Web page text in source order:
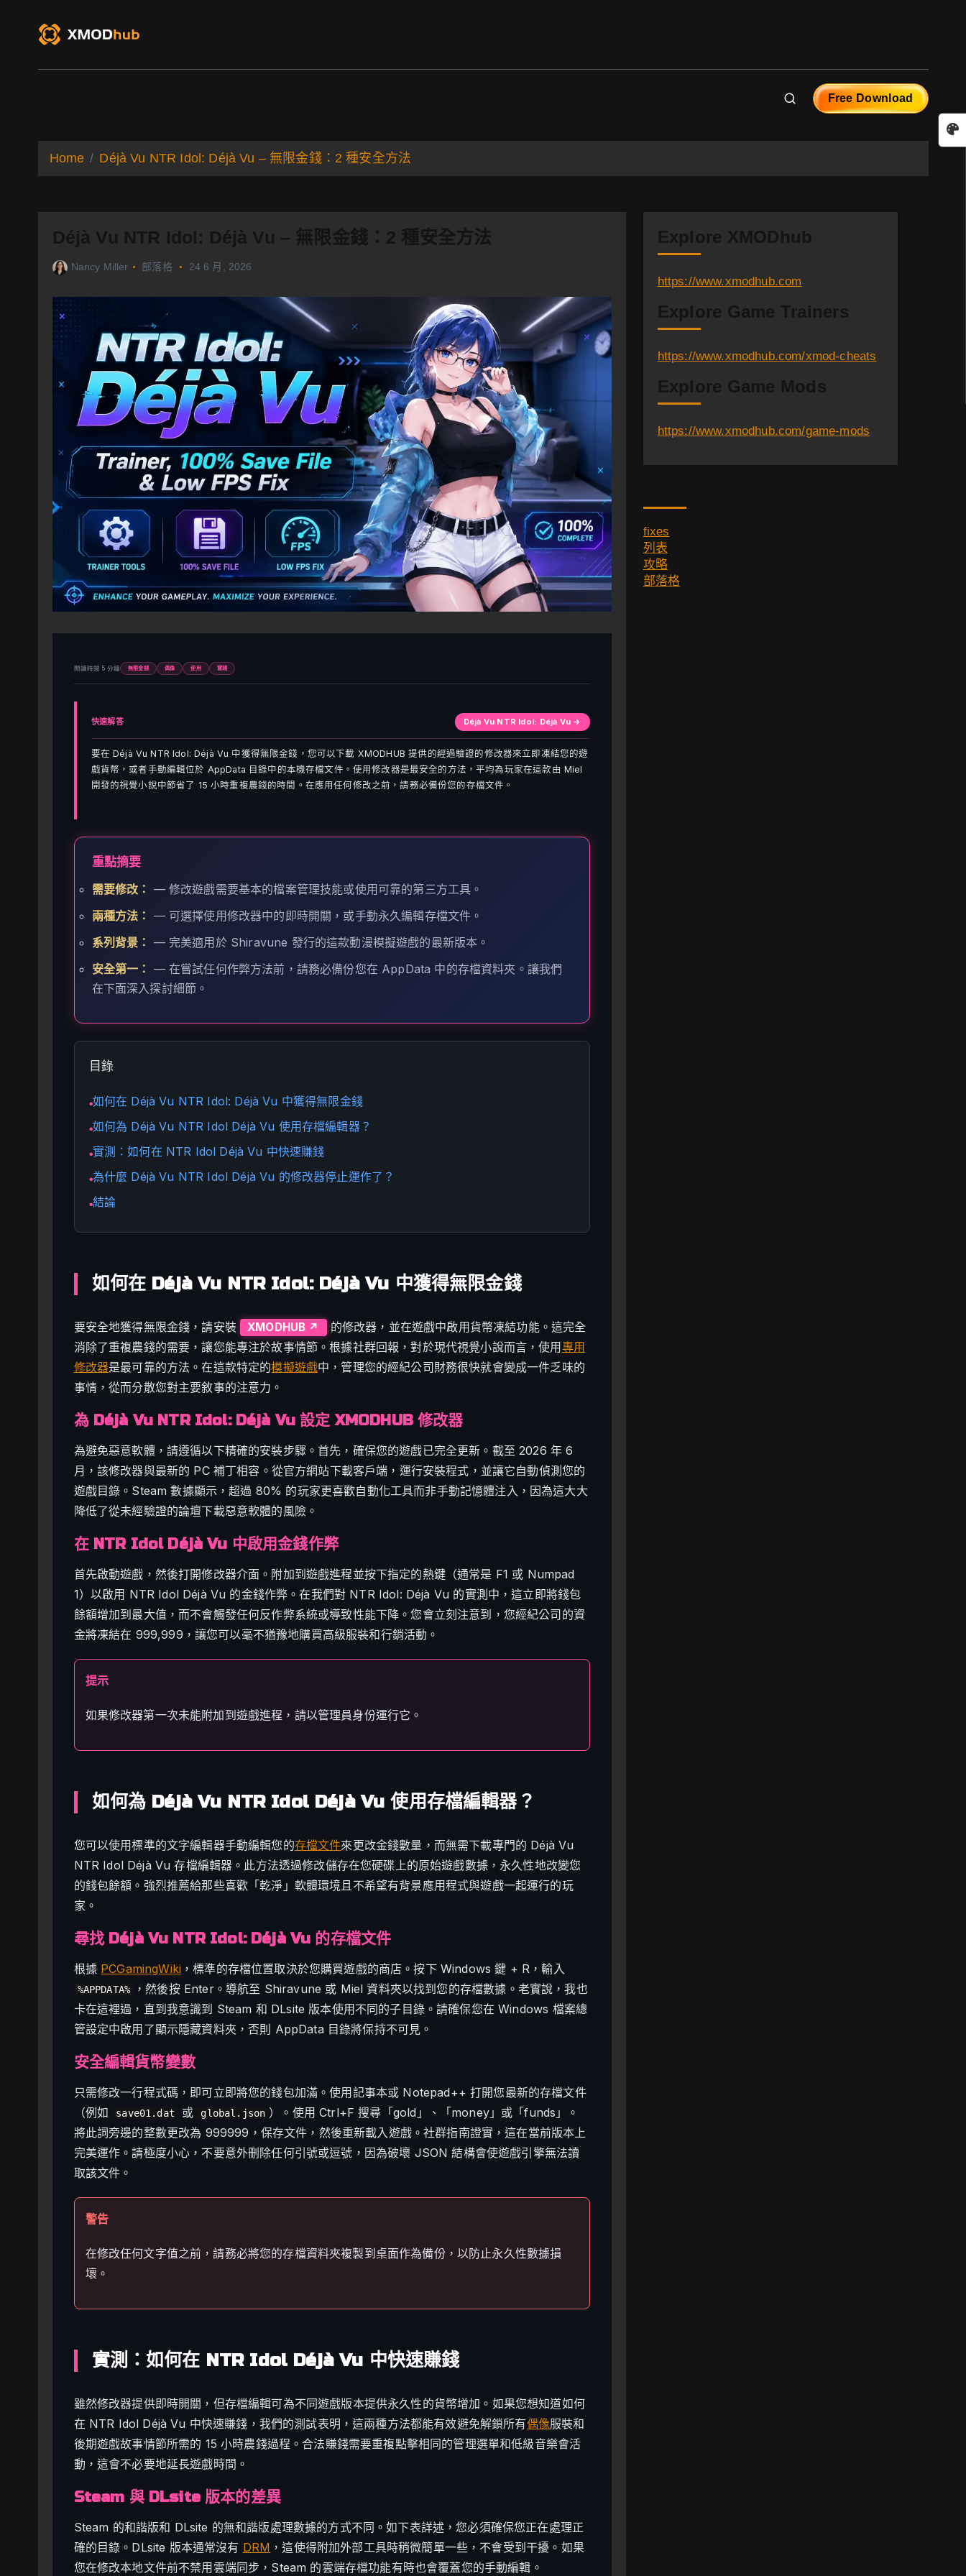
Free Download
Home Déjà Vu NTR Idol: Déjà Vu – 無限金錢：2 種安全方法
Déjà Vu NTR Idol: Déjà Vu – 無限金錢：2 種安全方法
Nancy Miller 部落格 24 6 月, 2026
閱讀時間 5 分鐘 無限金錢 偶像 使用 實踐
快速解答 Déjà Vu NTR Idol: Déjà Vu →
要在 Déjà Vu NTR Idol: Déjà Vu 中獲得無限金錢，您可以下載 XMODHUB 提供的經過驗證的修改器來立即凍結您的遊
戲貨幣，或者手動編輯位於 AppData 目錄中的本機存檔文件。使用修改器是最安全的方法，平均為玩家在這款由 Miel
開發的視覺小說中節省了 15 小時重複農錢的時間。在應用任何修改之前，請務必備份您的存檔文件。
重點摘要
需要修改： — 修改遊戲需要基本的檔案管理技能或使用可靠的第三方工具。
兩種方法： — 可選擇使用修改器中的即時開關，或手動永久編輯存檔文件。
系列背景： — 完美適用於 Shiravune 發行的這款動漫模擬遊戲的最新版本。
安全第一： — 在嘗試任何作弊方法前，請務必備份您在 AppData 中的存檔資料夾。讓我們
在下面深入探討細節。
目錄
●如何在 Déjà Vu NTR Idol: Déjà Vu 中獲得無限金錢
●如何為 Déjà Vu NTR Idol Déjà Vu 使用存檔編輯器？
●實測：如何在 NTR Idol Déjà Vu 中快速賺錢
●為什麼 Déjà Vu NTR Idol Déjà Vu 的修改器停止運作了？
●結論
如何在 Déjà Vu NTR Idol: Déjà Vu 中獲得無限金錢
要安全地獲得無限金錢，請安裝 XMODHUB ↗
的修改器，並在遊戲中啟用貨幣凍結功能。這完全
消除了重複農錢的需要，讓您能專注於故事情節。根據社群回報，對於現代視覺小說而言，使用專用
修改器是最可靠的方法。在這款特定的模擬遊戲中，管理您的經紀公司財務很快就會變成一件乏味的
事情，從而分散您對主要敘事的注意力。
為 Déjà Vu NTR Idol: Déjà Vu 設定 XMODHUB 修改器
為避免惡意軟體，請遵循以下精確的安裝步驟。首先，確保您的遊戲已完全更新。截至 2026 年 6
月，該修改器與最新的 PC 補丁相容。從官方網站下載客戶端，運行安裝程式，並讓它自動偵測您的
遊戲目錄。Steam 數據顯示，超過 80% 的玩家更喜歡自動化工具而非手動記憶體注入，因為這大大
降低了從未經驗證的論壇下載惡意軟體的風險。
在 NTR Idol Déjà Vu 中啟用金錢作弊
首先啟動遊戲，然後打開修改器介面。附加到遊戲進程並按下指定的熱鍵（通常是 F1 或 Numpad
1）以啟用 NTR Idol Déjà Vu 的金錢作弊。在我們對 NTR Idol: Déjà Vu 的實測中，這立即將錢包
餘額增加到最大值，而不會觸發任何反作弊系統或導致性能下降。您會立刻注意到，您經紀公司的資
金將凍結在 999,999，讓您可以毫不猶豫地購買高級服裝和行銷活動。
提示
如果修改器第一次未能附加到遊戲進程，請以管理員身份運行它。
如何為 Déjà Vu NTR Idol Déjà Vu 使用存檔編輯器？
您可以使用標準的文字編輯器手動編輯您的存檔文件來更改金錢數量，而無需下載專門的 Déjà Vu
NTR Idol Déjà Vu 存檔編輯器。此方法透過修改儲存在您硬碟上的原始遊戲數據，永久性地改變您
的錢包餘額。強烈推薦給那些喜歡「乾淨」軟體環境且不希望有背景應用程式與遊戲一起運行的玩
家。
尋找 Déjà Vu NTR Idol: Déjà Vu 的存檔文件
根據 PCGamingWiki ，標準的存檔位置取決於您購買遊戲的商店。按下 Windows 鍵 + R，輸入
%APPDATA%
，然後按 Enter。導航至 Shiravune 或 Miel 資料夾以找到您的存檔數據。老實說，我也
卡在這裡過，直到我意識到 Steam 和 DLsite 版本使用不同的子目錄。請確保您在 Windows 檔案總
管設定中啟用了顯示隱藏資料夾，否則 AppData 目錄將保持不可見。
安全編輯貨幣變數
只需修改一行程式碼，即可立即將您的錢包加滿。使用記事本或 Notepad++ 打開您最新的存檔文件
（例如
save01.dat 或 global.json ）。使用 Ctrl+F 搜尋「gold」、「money」或「funds」。
將此詞旁邊的整數更改為 999999，保存文件，然後重新載入遊戲。社群指南證實，這在當前版本上
完美運作。請極度小心，不要意外刪除任何引號或逗號，因為破壞 JSON 結構會使遊戲引擎無法讀
取該文件。
警告
在修改任何文字值之前，請務必將您的存檔資料夾複製到桌面作為備份，以防止永久性數據損
壞。
實測：如何在 NTR Idol Déjà Vu 中快速賺錢
雖然修改器提供即時開關，但存檔編輯可為不同遊戲版本提供永久性的貨幣增加。如果您想知道如何
在 NTR Idol Déjà Vu 中快速賺錢，我們的測試表明，這兩種方法都能有效避免解鎖所有偶像服裝和
後期遊戲故事情節所需的 15 小時農錢過程。合法賺錢需要重複點擊相同的管理選單和低級音樂會活
動，這會不必要地延長遊戲時間。
Steam 與 DLsite 版本的差異
Steam 的和諧版和 DLsite 的無和諧版處理數據的方式不同。如下表詳述，您必須確保您正在處理正
確的目錄。DLsite 版本通常沒有 DRM ，這使得附加外部工具時稍微簡單一些，不會受到干擾。如果
您在修改本地文件前不禁用雲端同步，Steam 的雲端存檔功能有時也會覆蓋您的手動編輯。
Explore XMODhub
https://www.xmodhub.com
Explore Game Trainers
https://www.xmodhub.com/xmod-cheats
Explore Game Mods
https://www.xmodhub.com/game-mods
fixes
列表
攻略
部落格